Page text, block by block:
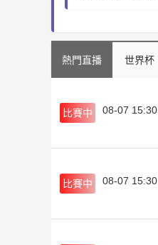
熱門直播 世界杯
比賽中 08-07 15:30
比賽中 08-07 15:30